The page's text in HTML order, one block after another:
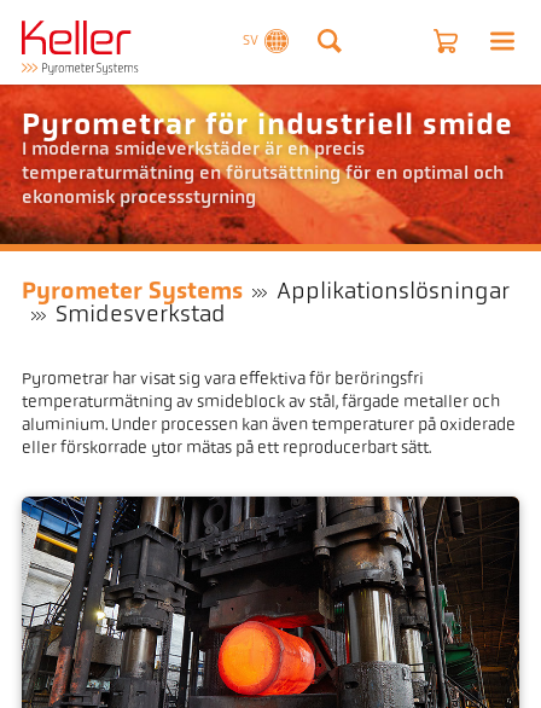
SV
Pyrometrar för industriell smide
I moderna smideverkstäder är en precis
temperaturmätning en förutsättning för en optimal och
ekonomisk processstyrning
Pyrometer Systems
Applikationslösningar
Smidesverkstad
Pyrometrar har visat sig vara effektiva för beröringsfri
temperaturmätning av smideblock av stål, färgade metaller och
aluminium. Under processen kan även temperaturer på oxiderade
eller förskorrade ytor mätas på ett reproducerbart sätt.